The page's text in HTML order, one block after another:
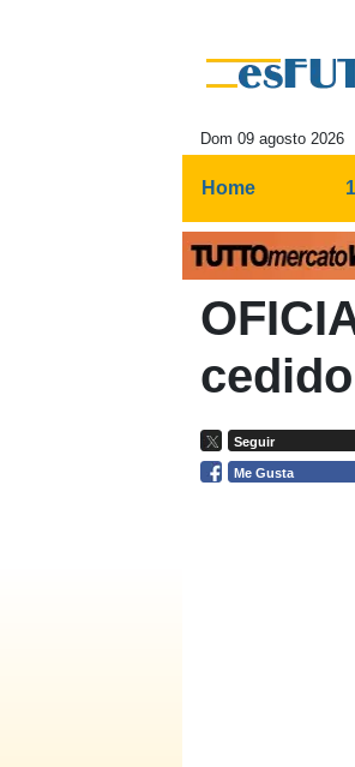
Dom 09 agosto 2026
Home
Seguir
Me Gusta